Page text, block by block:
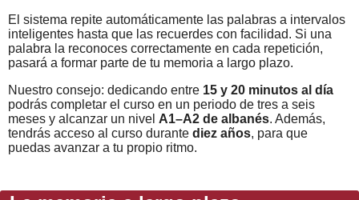
El sistema repite automáticamente las palabras a intervalos
inteligentes hasta que las recuerdes con facilidad. Si una
palabra la reconoces correctamente en cada repetición,
pasará a formar parte de tu memoria a largo plazo.
Nuestro consejo: dedicando entre 15 y 20 minutos al día
podrás completar el curso en un periodo de tres a seis
meses y alcanzar un nivel A1–A2 de albanés. Además,
tendrás acceso al curso durante diez años, para que
puedas avanzar a tu propio ritmo.